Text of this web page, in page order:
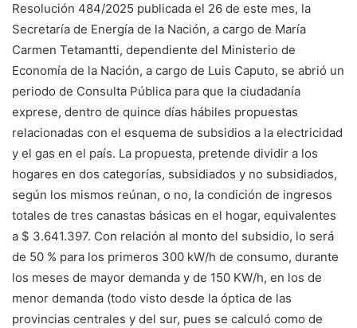
Resolución 484/2025 publicada el 26 de este mes, la
Secretaría de Energía de la Nación, a cargo de María
Carmen Tetamantti, dependiente del Ministerio de
Economía de la Nación, a cargo de Luis Caputo, se abrió un
periodo de Consulta Pública para que la ciudadanía
exprese, dentro de quince días hábiles propuestas
relacionadas con el esquema de subsidios a la electricidad
y el gas en el país. La propuesta, pretende dividir a los
hogares en dos categorías, subsidiados y no subsidiados,
según los mismos reúnan, o no, la condición de ingresos
totales de tres canastas básicas en el hogar, equivalentes
a $ 3.641.397. Con relación al monto del subsidio, lo será
de 50 % para los primeros 300 kW/h de consumo, durante
los meses de mayor demanda y de 150 KW/h, en los de
menor demanda (todo visto desde la óptica de las
provincias centrales y del sur, pues se calculó como de